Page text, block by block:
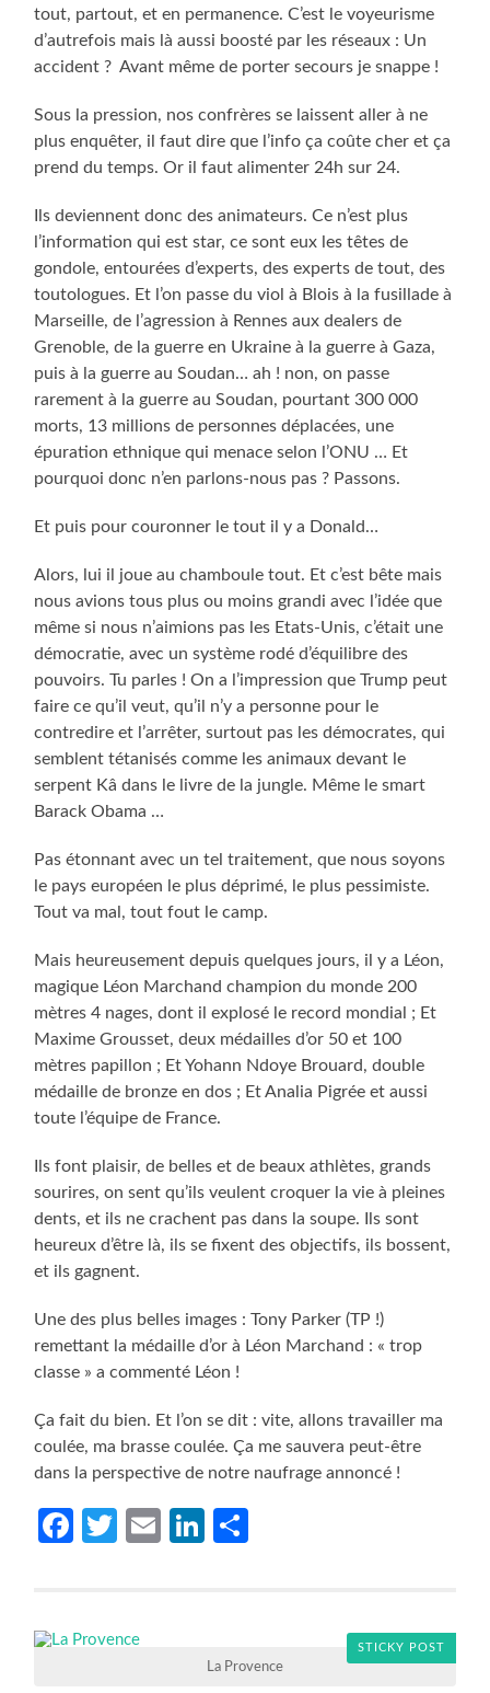
tout, partout, et en permanence. C’est le voyeurisme
d’autrefois mais là aussi boosté par les réseaux : Un
accident ? Avant même de porter secours je snappe !
Sous la pression, nos confrères se laissent aller à ne
plus enquêter, il faut dire que l’info ça coûte cher et ça
prend du temps. Or il faut alimenter 24h sur 24.
Ils deviennent donc des animateurs. Ce n’est plus
l’information qui est star, ce sont eux les têtes de
gondole, entourées d’experts, des experts de tout, des
toutologues. Et l’on passe du viol à Blois à la fusillade à
Marseille, de l’agression à Rennes aux dealers de
Grenoble, de la guerre en Ukraine à la guerre à Gaza,
puis à la guerre au Soudan… ah ! non, on passe
rarement à la guerre au Soudan, pourtant 300 000
morts, 13 millions de personnes déplacées, une
épuration ethnique qui menace selon l’ONU … Et
pourquoi donc n’en parlons-nous pas ? Passons.
Et puis pour couronner le tout il y a Donald…
Alors, lui il joue au chamboule tout. Et c’est bête mais
nous avions tous plus ou moins grandi avec l’idée que
même si nous n’aimions pas les Etats-Unis, c’était une
démocratie, avec un système rodé d’équilibre des
pouvoirs. Tu parles ! On a l’impression que Trump peut
faire ce qu’il veut, qu’il n’y a personne pour le
contredire et l’arrêter, surtout pas les démocrates, qui
semblent tétanisés comme les animaux devant le
serpent Kâ dans le livre de la jungle. Même le smart
Barack Obama …
Pas étonnant avec un tel traitement, que nous soyons
le pays européen le plus déprimé, le plus pessimiste.
Tout va mal, tout fout le camp.
Mais heureusement depuis quelques jours, il y a Léon,
magique Léon Marchand champion du monde 200
mètres 4 nages, dont il explosé le record mondial ; Et
Maxime Grousset, deux médailles d’or 50 et 100
mètres papillon ; Et Yohann Ndoye Brouard, double
médaille de bronze en dos ; Et Analia Pigrée et aussi
toute l’équipe de France.
Ils font plaisir, de belles et de beaux athlètes, grands
sourires, on sent qu’ils veulent croquer la vie à pleines
dents, et ils ne crachent pas dans la soupe. Ils sont
heureux d’être là, ils se fixent des objectifs, ils bossent,
et ils gagnent.
Une des plus belles images : Tony Parker (TP !)
remettant la médaille d’or à Léon Marchand : « trop
classe » a commenté Léon !
Ça fait du bien. Et l’on se dit : vite, allons travailler ma
coulée, ma brasse coulée. Ça me sauvera peut-être
dans la perspective de notre naufrage annoncé !
Facebook
Twitter
EmailLinkedIn
STICKY POST
La Provence